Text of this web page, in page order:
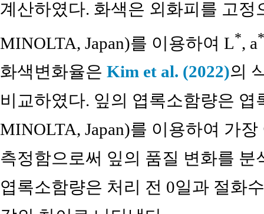
계산하였다. 화색은 외화피를 고정
MINOLTA, Japan)를 이용하여 L*, a*
화색변화율은 Kim et al. (2022)의
비교하였다. 잎의 엽록소함량은 엽
MINOLTA, Japan)를 이용하여 가
측정함으로써 잎의 품질 변화를 분
엽록소함량은 처리 전 0일과 절화